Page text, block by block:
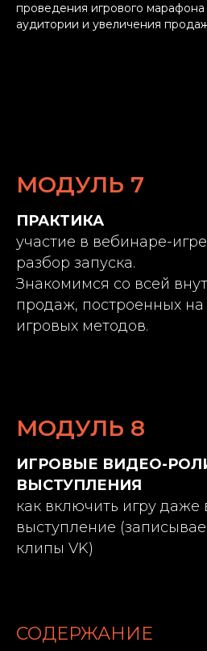
проведения игрового
аудитории и увеличения
МОДУЛЬ 7
ПРАКТИКА
участие в вебинаре-
разбор запуска.
Знакомимся со всей
продаж, построенных
игровых методов.
МОДУЛЬ 8
ИГРОВЫЕ ВИДЕО-
ВЫСТУПЛЕНИЯ
как включить игру даже
выступление
клипы VK)
СОДЕРЖАНИЕ